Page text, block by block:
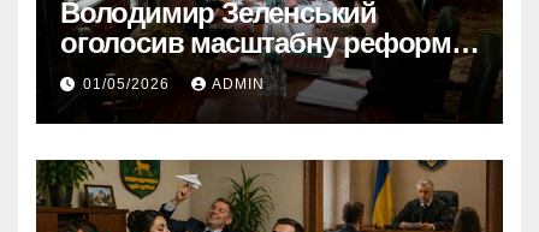
Володимир Зеленський
оголосив масштабну реформу
армії: що зміниться вже з
червня
01/05/2026 ADMIN